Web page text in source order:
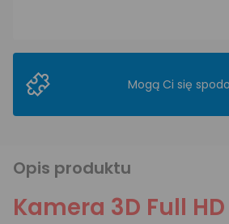
Mogą Ci się
Opis produktu
Kamera 3D Full HD